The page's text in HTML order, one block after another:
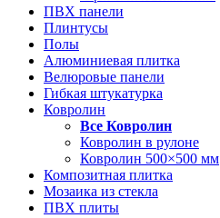
ПВХ панели
Плинтусы
Полы
Алюминиевая плитка
Велюровые панели
Гибкая штукатурка
Ковролин
Все Ковролин
Ковролин в рулоне
Ковролин 500×500 мм
Композитная плитка
Мозаика из стекла
ПВХ плиты